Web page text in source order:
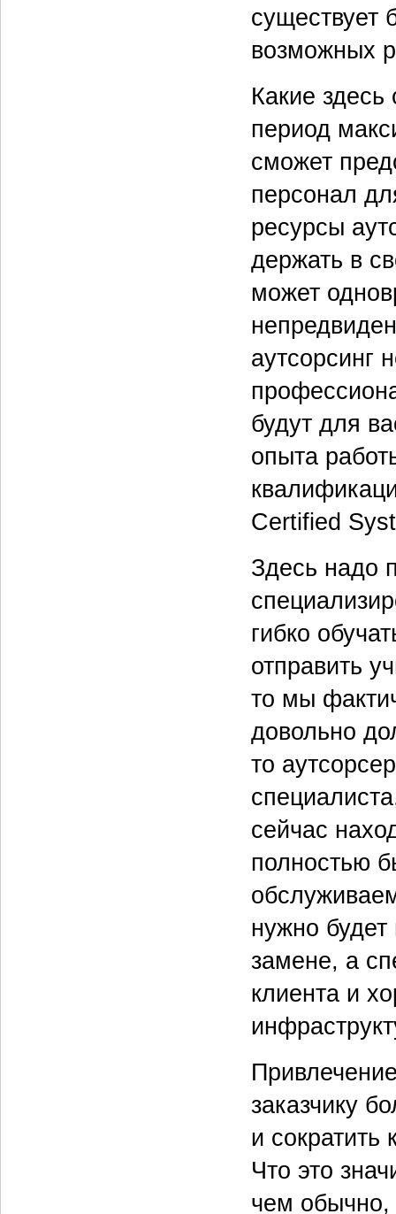
существует
возможных
Какие
период
сможет
персонал
ресурсы
держать в
может
аутсорсинг
будут для
опыта
Certified
Здесь надо
гибко
отправить
то мы
довольно
то
сейчас
полностью
нужно будет
замене, а
клиента и
заказчику
и сократить
Что это
чем обычно,